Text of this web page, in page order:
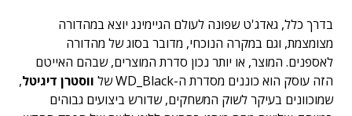
בדרך כלל, גאדג'ט שפונה לעולם הגיימינג יוצא במהדורה
מצומצמת, וגם במקרה הנוכחי, מדובר בסוג של מהדורה
לאספנים. המוצר, או יותר נכון סדרת המוצרים, שבהם האייטם
הזה עוסק הוא כוננים מסדרת ה-WD_Black של
ווסטרן דיגיטל,
שמוכוונים בעיקר לשוק המשחקים, שדורש ביצועים גבוהים